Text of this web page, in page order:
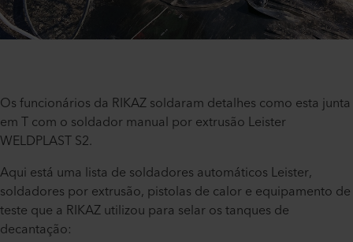
Os funcionários da RIKAZ soldaram detalhes como esta junta
em T com o soldador manual por extrusão Leister
WELDPLAST S2.
Aqui está uma lista de soldadores automáticos Leister,
soldadores por extrusão, pistolas de calor e equipamento de
teste que a RIKAZ utilizou para selar os tanques de
decantação: